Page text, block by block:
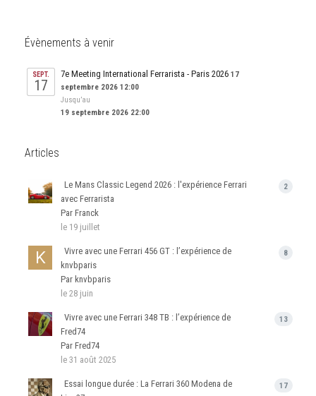
Évènements à venir
SEPT.
17
7e Meeting International Ferrarista - Paris 2026 17
septembre 2026 12:00
Jusqu’au
19 septembre 2026 22:00
Articles
2
Le Mans Classic Legend 2026 : l'expérience Ferrari
avec Ferrarista
Par Franck
le 19 juillet
8
Vivre avec une Ferrari 456 GT : l’expérience de
knvbparis
Par knvbparis
le 28 juin
13
Vivre avec une Ferrari 348 TB : l’expérience de
Fred74
Par Fred74
le 31 août 2025
17
Essai longue durée : La Ferrari 360 Modena de